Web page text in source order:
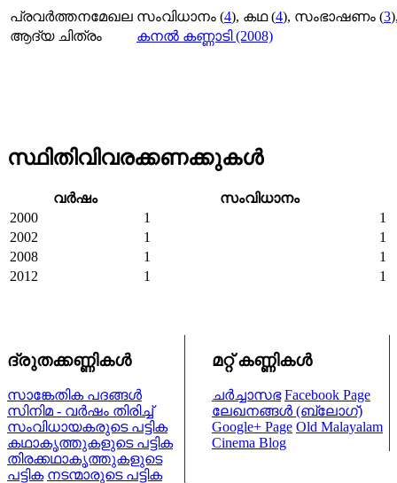
പ്രവര്‍ത്തനമേഖല സംവിധാനം (4), കഥ (4), സംഭാഷണം (3
ആദ്യ ചിത്രം
കനല്‍ കണ്ണാടി (2008)
സ്ഥിതിവിവരക്കണക്കുകള്‍
വര്‍ഷം
സംവിധാനം
2000
1
1
2002
1
1
2008
1
1
2012
1 1
ദ്രുതക്കണ്ണികള്‍
സാങ്കേതിക പദങ്ങള്‍
സിനിമ - വര്‍ഷം തിരിച്ച്
സംവിധായകരുടെ പട്ടിക
കഥാകൃത്തുകളുടെ പട്ടിക
തിരക്കഥാകൃത്തുകളുടെ
പട്ടിക നടന്മാരുടെ പട്ടിക
മറ്റ് കണ്ണികള്‍
ചര്‍ച്ചാസഭ Facebook Page
ലേഖനങ്ങള്‍ (ബ്ലോഗ്)
Google+ Page Old Malayalam
Cinema Blog